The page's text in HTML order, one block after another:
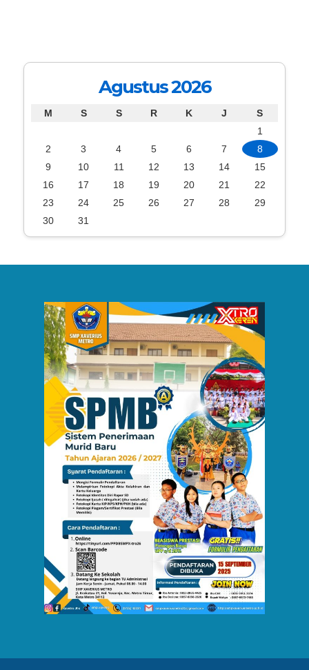
Agustus 2026
M S S R K J
S
1
2
3 4 5 6 7
8
9
10 11 12 13 14
15
16
17 18 19 20 21
22
23
24 25 26 27 28
29
30
31